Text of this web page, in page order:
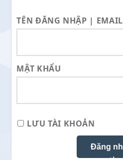
TÊN ĐĂNG NHẬP | EMAIL
MẬT KHẨU
LƯU TÀI KHOẢN